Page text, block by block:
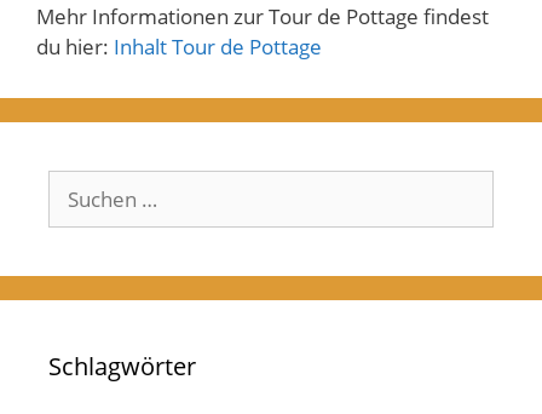
Mehr Informationen zur Tour de Pottage findest
du hier: Inhalt Tour de Pottage
Suchen
nach:
Schlagwörter